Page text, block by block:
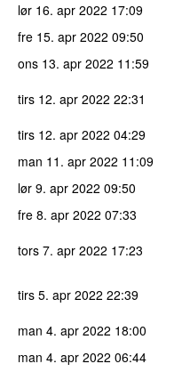
lør 16. apr 2022 17:09
fre 15. apr 2022 09:50
ons 13. apr 2022 11:59
tirs 12. apr 2022 22:31
tirs 12. apr 2022 04:29
man 11. apr 2022 11:09
lør 9. apr 2022 09:50
fre 8. apr 2022 07:33
tors 7. apr 2022 17:23
tirs 5. apr 2022 22:39
man 4. apr 2022 18:00
man 4. apr 2022 06:44